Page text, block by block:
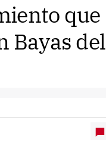
que
Bayas del